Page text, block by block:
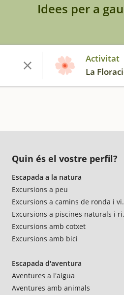
Idees per a
Activitat
La
Quin és el vostre perfil?
Escapada a la natura
Excursions a peu
Excursions a camins de ronda i
Excursions a piscines naturals i
Excursions amb cotxet
Excursions amb bici
Escapada d'aventura
Aventures a l'aigua
Aventures amb animals